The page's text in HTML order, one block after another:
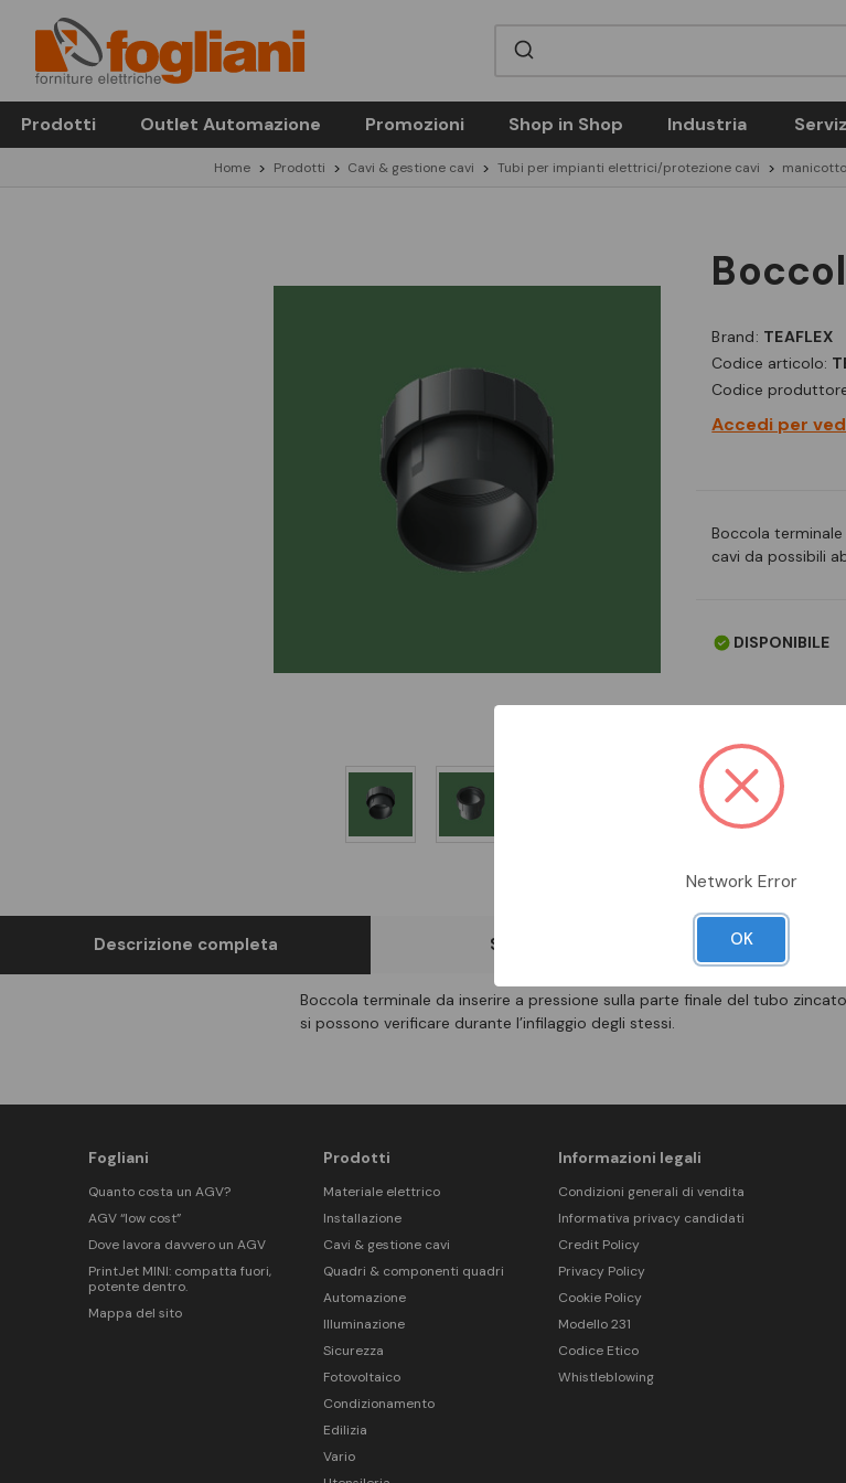
Prodotti Outlet Automazione Promozioni Shop in Shop Industria
Home Prodotti Cavi & gestione cavi Tubi per impianti elettrici/protezione cavi
Brand: TEAFLEX
Codice articolo:
Codice
Accedi per
Boccola
cavi da possibili
DISPONIBILE
Descrizione completa Scheda Tecnica
Boccola terminale da inserire a pressione sulla parte finale del tubo
si possono verificare durante l’infilaggio degli stessi.
Fogliani
Quanto costa un AGV?
AGV “low cost”
Dove lavora davvero un AGV
PrintJet MINI: compatta fuori,
potente dentro.
Mappa del sito
Prodotti
Materiale elettrico
Installazione
Cavi & gestione cavi
Quadri & componenti quadri
Automazione
Illuminazione
Sicurezza
Fotovoltaico
Condizionamento
Edilizia
Vario
Informazioni legali
Condizioni generali di vendita
Informativa privacy candidati
Credit Policy
Privacy Policy
Cookie Policy
Modello 231
Codice Etico
Whistleblowing
Network Error
OK